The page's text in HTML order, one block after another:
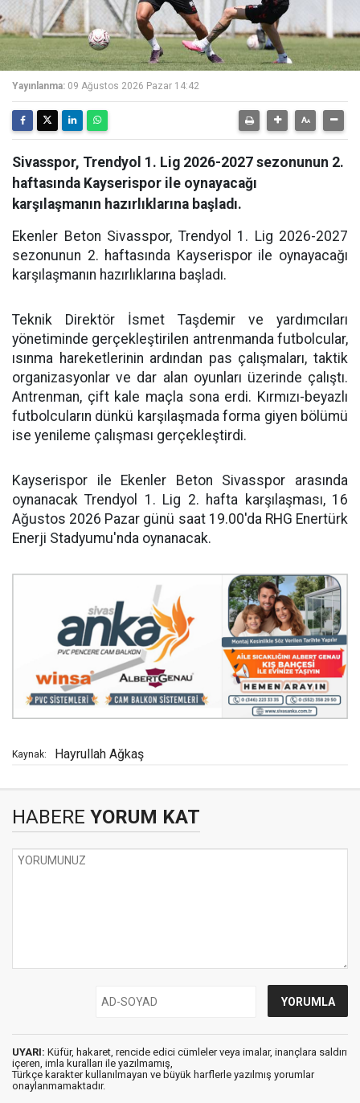
Yayınlanma: 09 Ağustos 2026 Pazar 14:42
Sivasspor, Trendyol 1. Lig 2026-2027 sezonunun 2.
haftasında Kayserispor ile oynayacağı
karşılaşmanın hazırlıklarına başladı.
Ekenler Beton Sivasspor, Trendyol 1. Lig 2026-2027
sezonunun 2. haftasında Kayserispor ile oynayacağı
karşılaşmanın hazırlıklarına başladı.
Teknik Direktör İsmet Taşdemir ve yardımcıları
yönetiminde gerçekleştirilen antrenmanda futbolcular,
ısınma hareketlerinin ardından pas çalışmaları, taktik
organizasyonlar ve dar alan oyunları üzerinde çalıştı.
Antrenman, çift kale maçla sona erdi. Kırmızı-beyazlı
futbolcuların dünkü karşılaşmada forma giyen bölümü
ise yenileme çalışması gerçekleştirdi.
Kayserispor ile Ekenler Beton Sivasspor arasında
oynanacak Trendyol 1. Lig 2. hafta karşılaşması, 16
Ağustos 2026 Pazar günü saat 19.00'da RHG Enertürk
Enerji Stadyumu'nda oynanacak.
Kaynak: Hayrullah Ağkaş
HABERE YORUM KAT
UYARI: Küfür, hakaret, rencide edici cümleler veya imalar, inançlara saldırı
içeren, imla kuralları ile yazılmamış,
Türkçe karakter kullanılmayan ve büyük harflerle yazılmış yorumlar
onaylanmamaktadır.